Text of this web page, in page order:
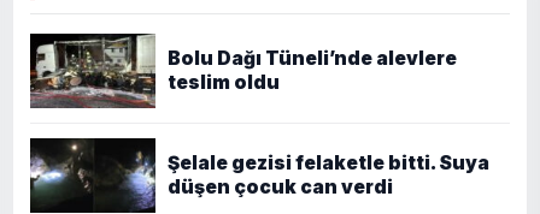
Bolu Dağı Tüneli’nde alevlere
teslim oldu
Şelale gezisi felaketle bitti. Suya
düşen çocuk can verdi